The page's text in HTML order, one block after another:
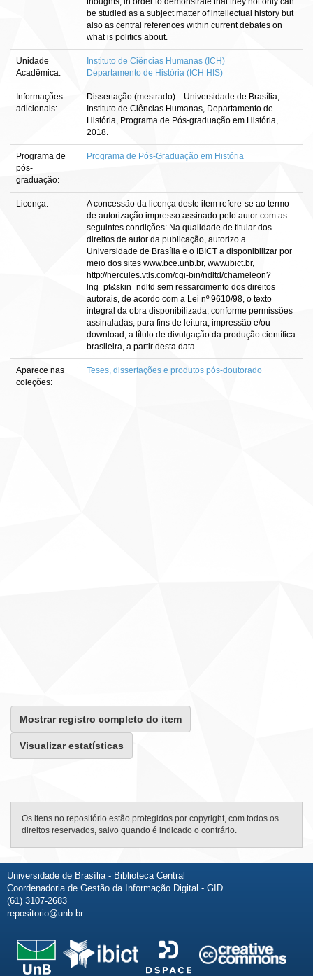
be studied as a subject matter of intellectual history but
also as central references within current debates on
what is politics about.
Unidade
Acadêmica:
Instituto de Ciências Humanas (ICH)
Departamento de História (ICH HIS)
Informações
adicionais:
Dissertação (mestrado)—Universidade de Brasília,
Instituto de Ciências Humanas, Departamento de
História, Programa de Pós-graduação em História,
2018.
Programa de
pós-
graduação:
Programa de Pós-Graduação em História
Licença:
A concessão da licença deste item refere-se ao termo
de autorização impresso assinado pelo autor com as
seguintes condições: Na qualidade de titular dos
direitos de autor da publicação, autorizo a
Universidade de Brasília e o IBICT a disponibilizar por
meio dos sites www.bce.unb.br, www.ibict.br,
http://hercules.vtls.com/cgi-bin/ndltd/chameleon?
lng=pt&skin=ndltd sem ressarcimento dos direitos
autorais, de acordo com a Lei nº 9610/98, o texto
integral da obra disponibilizada, conforme permissões
assinaladas, para fins de leitura, impressão e/ou
download, a título de divulgação da produção científica
brasileira, a partir desta data.
Aparece nas
coleções:
Teses, dissertações e produtos pós-doutorado
Mostrar registro completo do item
Visualizar estatísticas
Os itens no repositório estão protegidos por copyright, com todos os
direitos reservados, salvo quando é indicado o contrário.
Universidade de Brasília - Biblioteca Central
Coordenadoria de Gestão da Informação Digital - GID
(61) 3107-2683
repositorio@unb.br